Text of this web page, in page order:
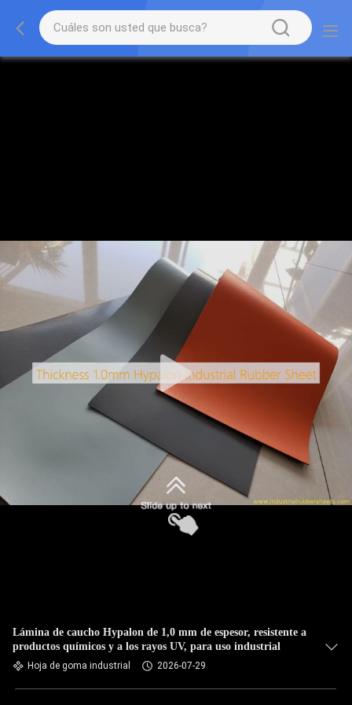
Lámina de caucho Hypalon de 1,0 mm de espesor, resistente a
productos químicos y a los rayos UV, para uso industrial
Hoja de goma industrial 2026-07-29